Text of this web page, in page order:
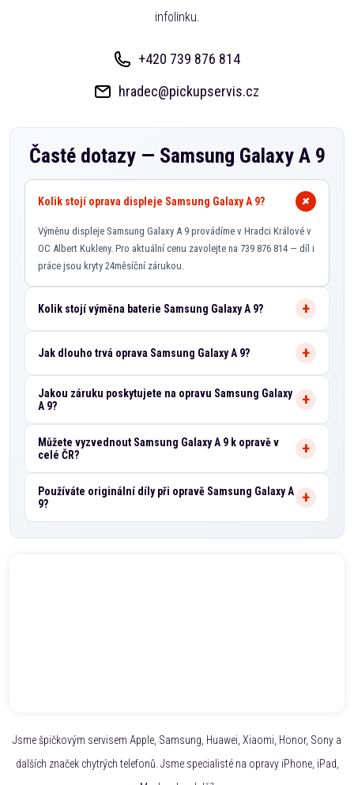
infolinku.
+420 739 876 814
hradec@pickupservis.cz
Časté dotazy — Samsung Galaxy A 9
Kolik stojí oprava displeje Samsung Galaxy A 9?
Výměnu displeje Samsung Galaxy A 9 provádíme v Hradci Králové v
OC Albert Kukleny. Pro aktuální cenu zavolejte na 739 876 814 — díl i
práce jsou kryty 24měsíční zárukou.
Kolik stojí výměna baterie Samsung Galaxy A 9?
Jak dlouho trvá oprava Samsung Galaxy A 9?
Jakou záruku poskytujete na opravu Samsung Galaxy
A 9?
Můžete vyzvednout Samsung Galaxy A 9 k opravě v
celé ČR?
Používáte originální díly při opravě Samsung Galaxy A
9?
Jsme špičkovým servisem Apple, Samsung, Huawei, Xiaomi, Honor, Sony a
dalších značek chytrých telefonů. Jsme specialisté na opravy iPhone, iPad,